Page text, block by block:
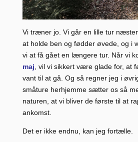
Vi træner jo. Vi går en lille tur
at holde ben og fødder øvede, og i
vi at få gået en længere tur. Når vi
maj , vil vi sikkert være glade for, at
vant til at gå. Og så regner jeg i
småture herhjemme sætter os så
naturen, at vi bliver de første til at
ankomst.
Det er ikke endnu, kan jeg fortælle.